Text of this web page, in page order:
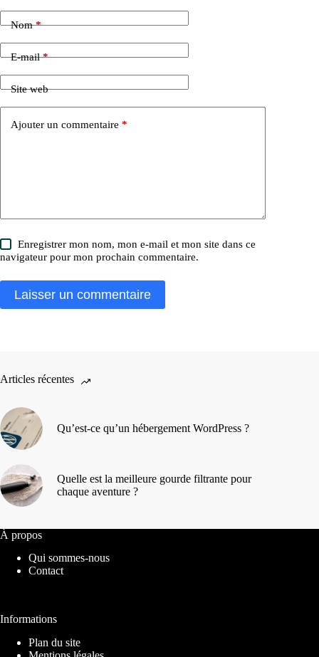
Nom*
E-mail*
Site web
Ajouter un commentaire *
Enregistrer mon nom, mon e-mail et mon site dans ce
navigateur pour mon prochain commentaire.
Laisser un commentaire
Articles récentes
Qu’est-ce qu’un hébergement WordPress ?
Quelle est la meilleure gourde filtrante pour
chaque aventure ?
À propos
Qui sommes-nous
Contact
Informations
Plan du site